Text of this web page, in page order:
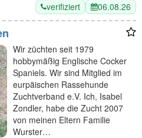
verifiziert
06.08.26
Wir züchten seit 1979
hobbymäßig Englische Cocker
Spaniels. Wir sind Mitglied im
eurpäischen Rassehunde
Zuchtverband e.V. Ich, Isabel
Zondler, habe die Zucht 2007
von meinen Eltern Familie
Wurster…